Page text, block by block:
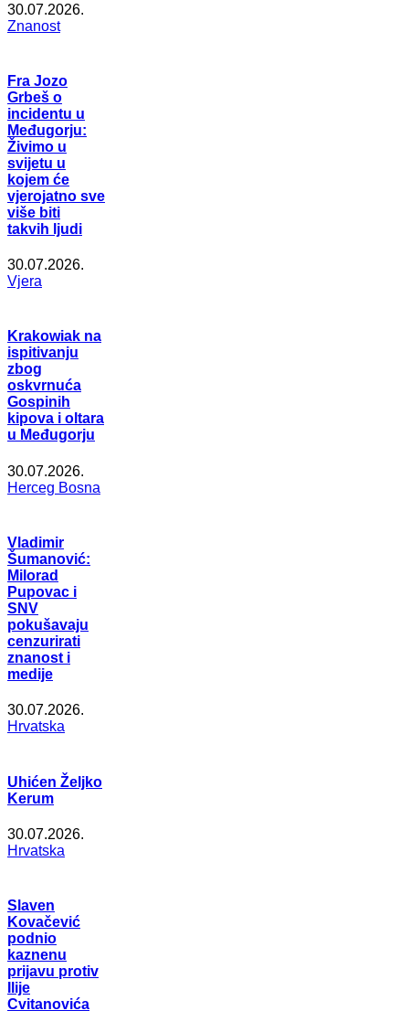
30.07.2026.
Znanost
Fra Jozo
Grbeš o
incidentu u
Međugorju:
Živimo u
svijetu u
kojem će
vjerojatno sve
više biti
takvih ljudi
30.07.2026.
Vjera
Krakowiak na
ispitivanju
zbog
oskvrnuća
Gospinih
kipova i oltara
u Međugorju
30.07.2026.
Herceg Bosna
Vladimir
Šumanović:
Milorad
Pupovac i
SNV
pokušavaju
cenzurirati
znanost i
medije
30.07.2026.
Hrvatska
Uhićen Željko
Kerum
30.07.2026.
Hrvatska
Slaven
Kovačević
podnio
kaznenu
prijavu protiv
Ilije
Cvitanovića